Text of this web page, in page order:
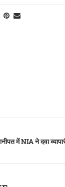
में NIA ने दवा